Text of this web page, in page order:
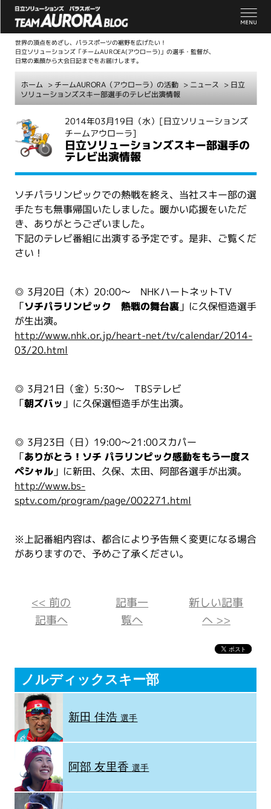
世界の頂点をめざし、パラスポーツの裾野を広げたい！
日立ソリューションズ「チームAUROEA(アウローラ)」の選手・監督が、
日常の素顔から大会日記までをお届けします。
ホーム > チームAURORA（アウローラ）の活動 > ニュース > 日立
ソリューションズスキー部選手のテレビ出演情報
2014年03月19日（水） [日立ソリューションズ
チームアウローラ]
日立ソリューションズスキー部選手の
テレビ出演情報
ソチパラリンピックでの熱戦を終え、当社スキー部の選
手たちも無事帰国いたしました。暖かい応援をいただ
き、ありがとうございました。
下記のテレビ番組に出演する予定です。是非、ご覧くだ
さい！
◎ 3月20日（木）20:00～ NHKハートネットTV
「ソチパラリンピック 熱戦の舞台裏 」に久保恒造選手
が生出演。
http://www.nhk.or.jp/heart-net/tv/calendar/2014-
03/20.html
◎ 3月21日（金）5:30～ TBSテレビ
「朝ズバッ 」に久保選恒造手が生出演。
◎ 3月23日（日）19:00～21:00スカパー
「ありがとう！ソチ パラリンピック感動をもう一度ス
ペシャル 」に新田、久保、太田、阿部各選手が出演。
http://www.bs-
sptv.com/program/page/002271.html
※上記番組内容は、都合により予告無く変更になる場合
がありますので、予めご了承ください。
<< 前の
記事へ
記事一
覧へ
新しい記事
へ >>
ノルディックスキー部
新田 佳浩選手
阿部 友里香選手